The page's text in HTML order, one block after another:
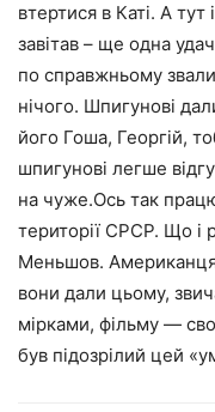
втертися в Каті. А
завітав – ще одна
по справжньому
нічого. Шпигунові
його Гоша, Георгій,
шпигунові легше
на чуже.Ось так
території СРСР. Що і
Меньшов.
вони дали цьому,
мірками, фільму —
був підозрілий цей